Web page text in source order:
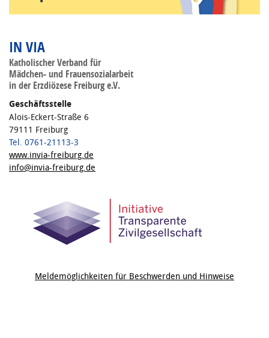
IN VIA
Katholischer Verband für
Mädchen- und Frauensozialarbeit
in der Erzdiözese Freiburg e.V.
Geschäftsstelle
Alois-Eckert-Straße 6
79111 Freiburg
Tel. 0761-21113-3
www.invia-freiburg.de
info@invia-freiburg.de
Meldemöglichkeiten für Beschwerden und Hinweise